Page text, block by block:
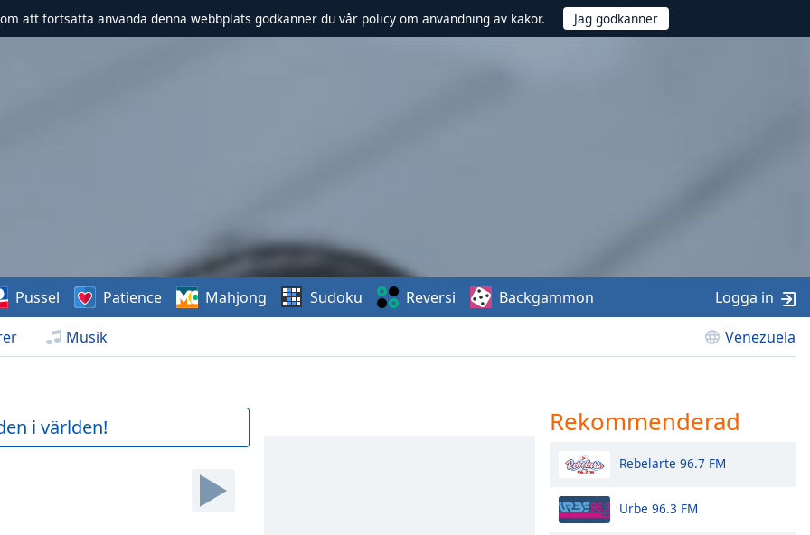
att fortsätta använda denna webbplats godkänner du vår policy om användning av kakor.
Musik Venezuela
Pussel Patience Mahjong Sudoku Reversi Backgammon Logga in
i världen! Rekommenderad
Rebelarte 96.7 FM
Urbe 96.3 FM